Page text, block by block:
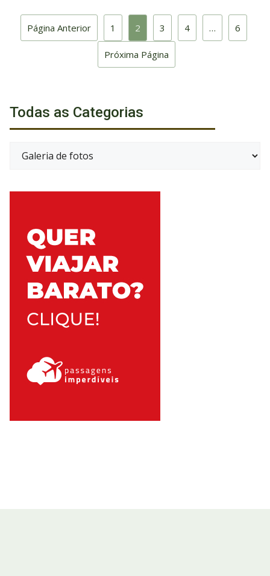
Página Anterior 1 2 3 4 … 6
Próxima Página
Todas as Categorias